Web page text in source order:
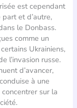
est cependant
et d’autre,
le Donbass.
comme un
Ukrainiens,
l’invasion russe.
d’avancer,
à une
sur la